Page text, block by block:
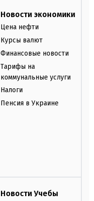
Новости экономики
Цена нефти
Курсы валют
Финансовые новости
Тарифы на
коммунальные услуги
Налоги
Пенсия в Украине
Новости Учебы